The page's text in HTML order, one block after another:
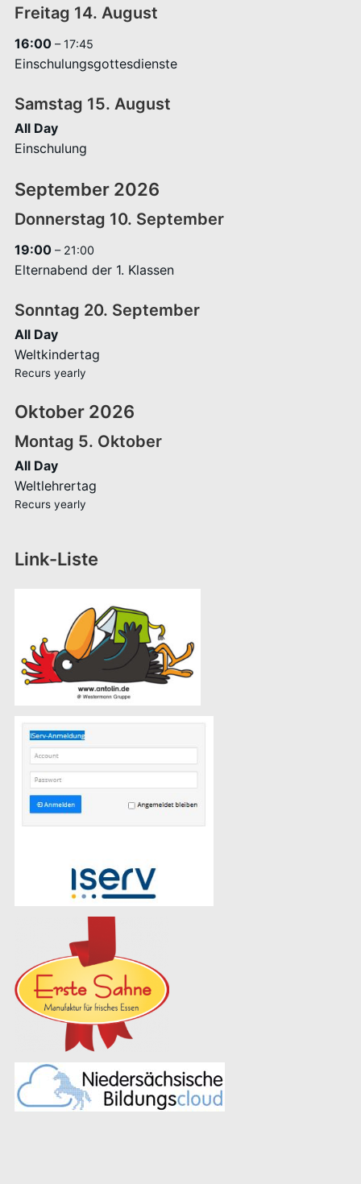
Freitag 14. August
16:00 – 17:45
Einschulungsgottesdienste
Samstag 15. August
All Day
Einschulung
September 2026
Donnerstag 10. September
19:00 – 21:00
Elternabend der 1. Klassen
Sonntag 20. September
All Day
Weltkindertag
Recurs yearly
Oktober 2026
Montag 5. Oktober
All Day
Weltlehrertag
Recurs yearly
Link-Liste